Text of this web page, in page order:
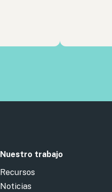
Nuestro trabajo
Recursos
Noticias